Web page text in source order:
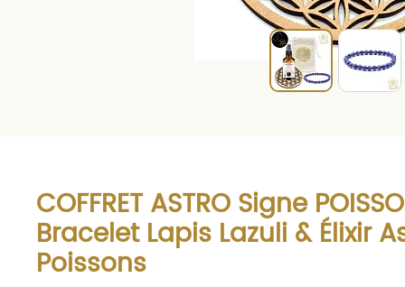
COFFRET ASTRO Signe
Bracelet Lapis Lazuli & Élixir
Poissons